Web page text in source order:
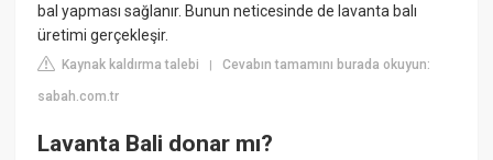
bal yapması sağlanır. Bunun neticesinde de lavanta balı
üretimi gerçekleşir.
Kaynak kaldırma talebi |Cevabın tamamını burada okuyun:
sabah.com.tr
Lavanta Bali donar mı?